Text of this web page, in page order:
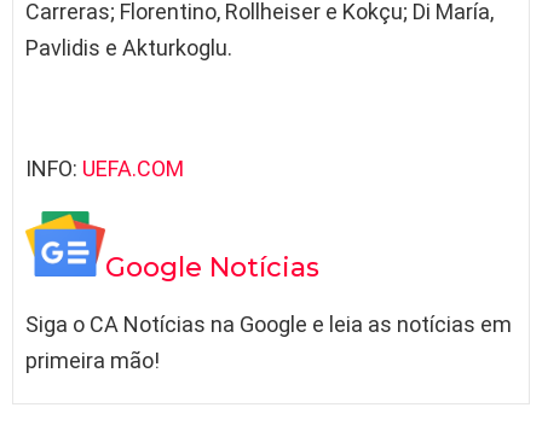
Carreras; Florentino, Rollheiser e Kokçu; Di María,
Pavlidis e Akturkoglu.
INFO: UEFA.COM
Google Notícias
Siga o CA Notícias na Google e leia as notícias em
primeira mão!